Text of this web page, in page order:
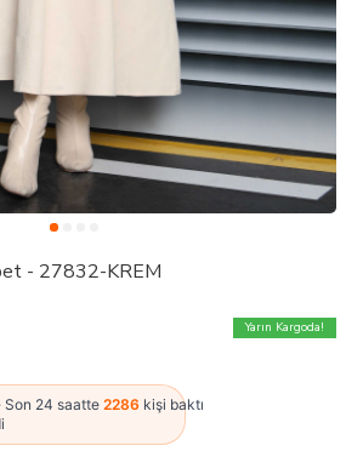
- 27832-KREM
Yarın Kargoda!
Son 24 saatte 2286 kişi baktı